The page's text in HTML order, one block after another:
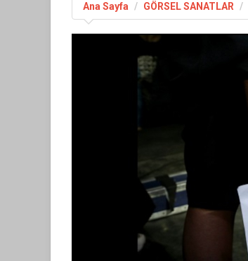
Ana Sayfa GÖRSEL SANATLAR